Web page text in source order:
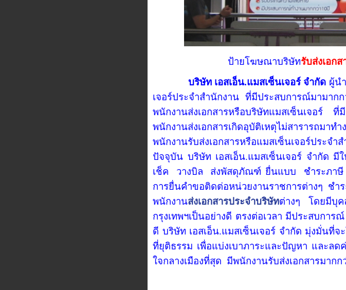
ป้ายโฆษณาบริษัทรับส่งเอกส
บริษัท เอสเอ็น.แมสเซ็นเจอร์ จำกัด ผู้น
เจอร์ประจำสำนักงาน ที่มีประสบการณ์มามา
พนักงานส่งเอกสารหรือบริษัทแมสเซ็นเจอร์
พนักงานส่งเอกสารเกิดอุบัติเหตุไม่สารารถม
พนักงานรับส่งเอกสารหรือแมสเซ็นเจอร์ประ
ปัจจุบัน บริษัท เอสเอ็น.แมสเซ็นเจอร์ จำกัด มีใ
เช็ค วางบิล ส่งพัสดุภัณฑ์ ยื่นแบบ ชำระภาษี
การยื่นคำขอติดต่อหน่วยงานราชการต่างๆ ชำ
พนักงานส่งเอกสารประจำบริษัทต่างๆ โดยมีบุ
กรุงเทพฯเป็นอย่างดี ตรงต่อเวลา มีประสบการ
ดี บริษัท เอสเอ็น.แมสเซ็นเจอร์ จำกัด มุ่งมั่นที่
ที่ยุติธรรม เพื่อแบ่งเบาภาระและปัญหา และลด
ใจกลางเมืองที่สุด มีพนักงานรับส่งเอกสารมาก